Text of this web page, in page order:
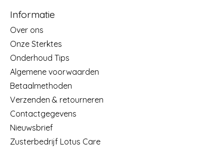
Informatie
Over ons
Onze Sterktes
Onderhoud Tips
Algemene voorwaarden
Betaalmethoden
Verzenden & retourneren
Contactgegevens
Nieuwsbrief
Zusterbedrijf Lotus Care